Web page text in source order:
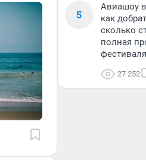
5
Авиашоу
как
сколько
полная
27 252